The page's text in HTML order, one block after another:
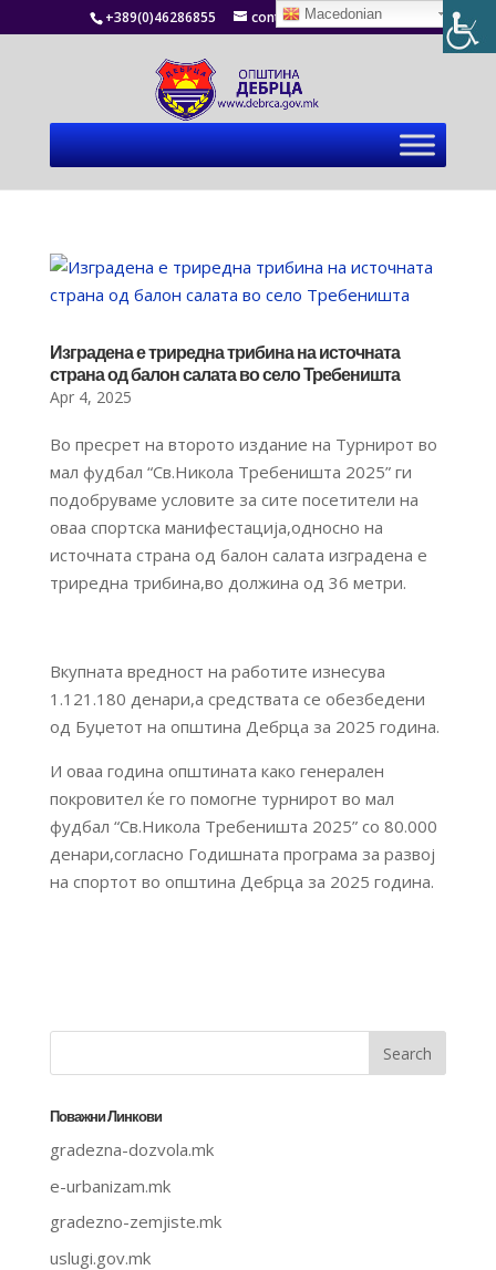
+389(0)46286855 contact@debrca.gov.mk
Изградена е триредна трибина на источната
страна од балон салата во село Требеништа
Apr 4, 2025
Во пресрет на второто издание на Турнирот во
мал фудбал “Св.Никола Требеништа 2025” ги
подобруваме условите за сите посетители на
оваа спортска манифестација,односно на
источната страна од балон салата изградена е
триредна трибина,во должина од 36 метри.
Вкупната вредност на работите изнесува
1.121.180 денари,а средствата се обезбедени
од Буџетот на општина Дебрца за 2025 година.
И оваа година општината како генерален
покровител ќе го помогне турнирот во мал
фудбал “Св.Никола Требеништа 2025” со 80.000
денари,согласно Годишната програма за развој
на спортот во општина Дебрца за 2025 година.
Поважни Линкови
gradezna-dozvola.mk
e-urbanizam.mk
gradezno-zemjiste.mk
uslugi.gov.mk
Macedonian